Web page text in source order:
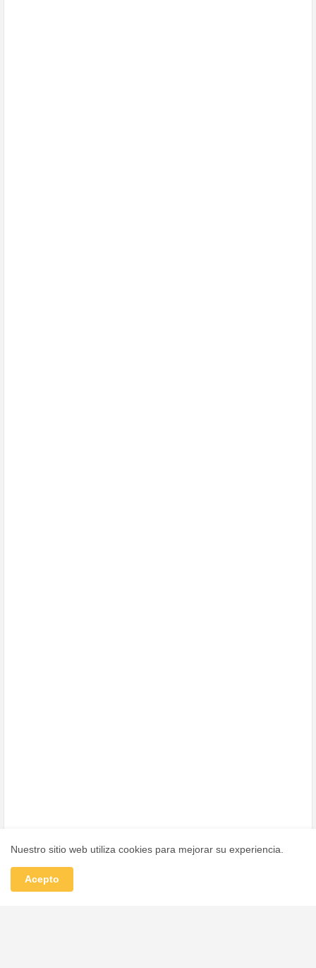
Nuestro sitio web utiliza cookies para mejorar su experiencia.
Acepto